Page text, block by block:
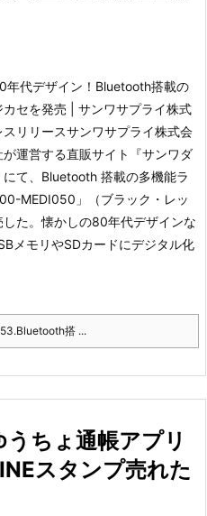
年代デザイン！Bluetooth搭載の
カセを発売 | サンワサプライ株式
リリースサンワサプライ株式会
運営する直販サイト『サンワダ
にて、Bluetooth 搭載の多機能ラ
MEDI050」（ブラック・レッ
した。懐かしの80年代デザインな
メモリやSDカードにデジタル化
搭 ...
ちょ通帳アプリ
スタンプ売れた